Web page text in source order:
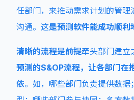
任部门，来推动需求计划的管理
沟通。这是预测软件能成功顺利
清晰的流程是前提牵头部门建立
预测的S&OP流程，让各部门在
依。如，哪些部门负责提供数据